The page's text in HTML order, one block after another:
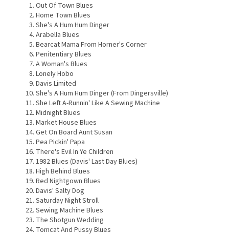
Out Of Town Blues
Home Town Blues
She's A Hum Hum Dinger
Arabella Blues
Bearcat Mama From Horner's Corner
Penitentiary Blues
A Woman's Blues
Lonely Hobo
Davis Limited
She's A Hum Hum Dinger (From Dingersville)
She Left A-Runnin' Like A Sewing Machine
Midnight Blues
Market House Blues
Get On Board Aunt Susan
Pea Pickin' Papa
There's Evil In Ye Children
1982 Blues (Davis' Last Day Blues)
High Behind Blues
Red Nightgown Blues
Davis' Salty Dog
Saturday Night Stroll
Sewing Machine Blues
The Shotgun Wedding
Tomcat And Pussy Blues